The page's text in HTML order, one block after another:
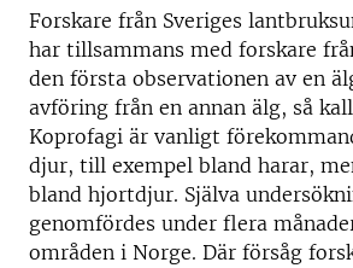
Forskare från Sveriges
har tillsammans med forskare
den första observationen av en
avföring från en annan älg, så
Koprofagi är vanligt
djur, till exempel bland harar,
bland hjortdjur. Själva
genomfördes under flera
områden i Norge. Där försåg